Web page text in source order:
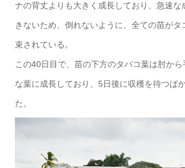
ナの背丈よりも大きく成長しており、急速な
きないため、倒れないように、全ての苗がタ
束されている。
この40日目で、苗の下方のタバコ葉は肘から
な葉に成長しており、5日後に収穫を待つば
た。